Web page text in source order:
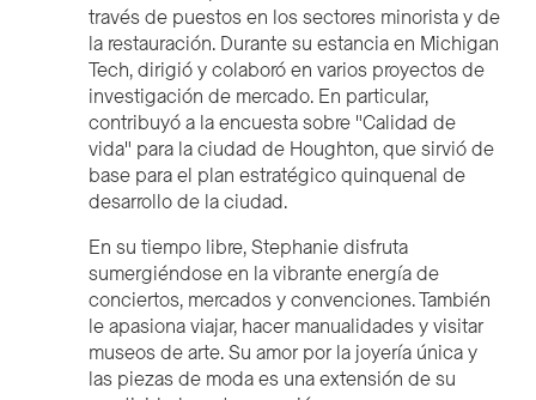
través de puestos en los sectores minorista y de
la restauración. Durante su estancia en Michigan
Tech, dirigió y colaboró en varios proyectos de
investigación de mercado. En particular,
contribuyó a la encuesta sobre "Calidad de
vida" para la ciudad de Houghton, que sirvió de
base para el plan estratégico quinquenal de
desarrollo de la ciudad.
En su tiempo libre, Stephanie disfruta
sumergiéndose en la vibrante energía de
conciertos, mercados y convenciones. También
le apasiona viajar, hacer manualidades y visitar
museos de arte. Su amor por la joyería única y
las piezas de moda es una extensión de su